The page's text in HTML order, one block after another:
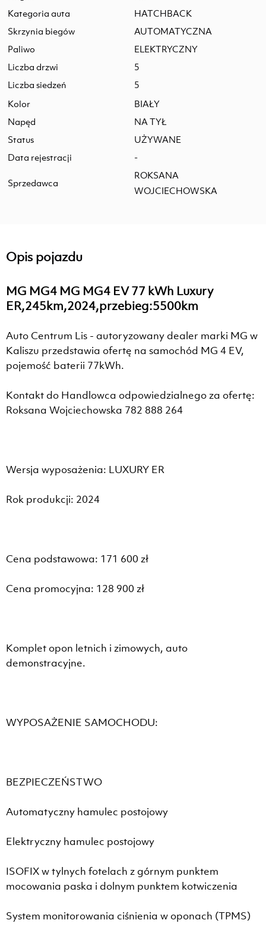
Kategoria auta
HATCHBACK
Skrzynia biegów
AUTOMATYCZNA
Paliwo
ELEKTRYCZNY
Liczba drzwi
5
Liczba siedzeń
5
Kolor
BIAŁY
Napęd
NA TYŁ
Status
UŻYWANE
Data rejestracji
-
Sprzedawca
ROKSANA
WOJCIECHOWSKA
Opis pojazdu
MG MG4 MG MG4 EV 77 kWh Luxury
ER,245km,2024,przebieg:5500km
Auto Centrum Lis - autoryzowany dealer marki MG w
Kaliszu przedstawia ofertę na samochód MG 4 EV,
pojemość baterii 77kWh.
Kontakt do Handlowca odpowiedzialnego za ofertę:
Roksana Wojciechowska 782 888 264
Wersja wyposażenia: LUXURY ER
Rok produkcji: 2024
Cena podstawowa: 171 600 zł
Cena promocyjna: 128 900 zł
Komplet opon letnich i zimowych, auto
demonstracyjne.
WYPOSAŻENIE SAMOCHODU:
BEZPIECZEŃSTWO
Automatyczny hamulec postojowy
Elektryczny hamulec postojowy
ISOFIX w tylnych fotelach z górnym punktem
mocowania paska i dolnym punktem kotwiczenia
System monitorowania ciśnienia w oponach (TPMS)